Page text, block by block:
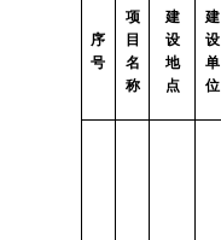
序
号
项
目
名
称
建
设
地
点
建
设
单
位